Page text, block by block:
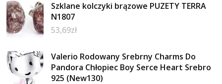
Szklane kolczyki brązowe PUZETY TERRA
N1807
53,69zł
Valerio Rodowany Srebrny Charms Do
Pandora Chłopiec Boy Serce Heart Srebro
925 (New130)